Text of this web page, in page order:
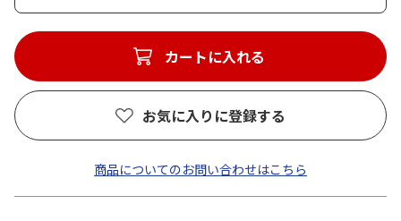
カートに入れる
お気に入りに登録する
商品についてのお問い合わせはこちら